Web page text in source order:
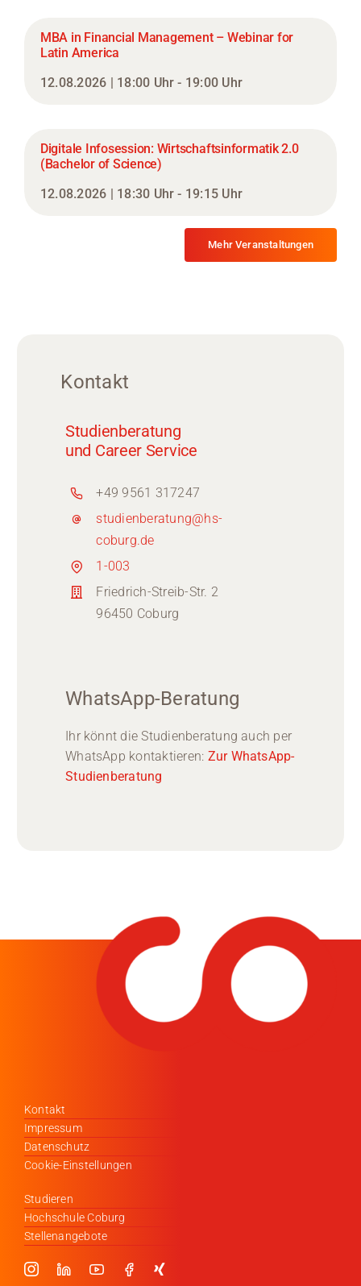
MBA in Financial Management – Webinar for
Latin America
12.08.2026 | 18:00 Uhr - 19:00 Uhr
Digitale Infosession: Wirtschaftsinformatik 2.0
(Bachelor of Science)
12.08.2026 | 18:30 Uhr - 19:15 Uhr
Mehr Veranstaltungen
Kontakt
Studienberatung
und Career Service
+49 9561 317247
studienberatung@hs-
coburg.de
1-003
Friedrich-Streib-Str. 2
96450 Coburg
WhatsApp-Beratung
Ihr könnt die Studienberatung auch per
WhatsApp kontaktieren: Zur WhatsApp-
Studienberatung
Kontakt
Impressum
Datenschutz
Cookie-Einstellungen
Studieren
Hochschule Coburg
Stellenangebote